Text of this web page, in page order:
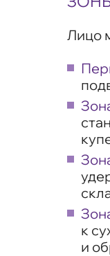
Лицо
к
и